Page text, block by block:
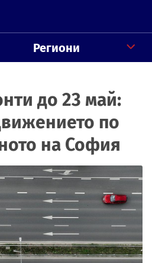
Региони
до 23 май:
по
на София